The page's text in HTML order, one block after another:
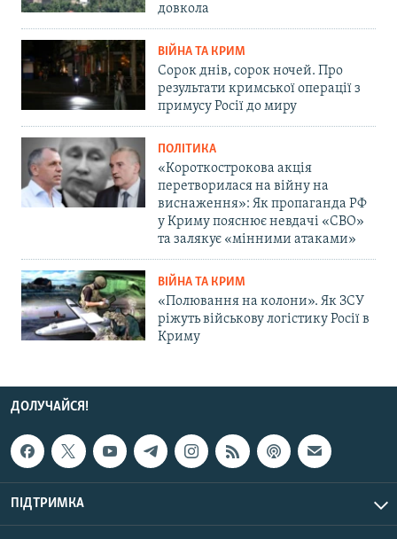
довкола
ВІЙНА ТА КРИМ
Сорок днів, сорок ночей. Про
результати кримської операції з
примусу Росії до миру
ПОЛІТИКА
«Короткострокова акція
перетворилася на війну на
виснаження»: Як пропаганда РФ
у Криму пояснює невдачі «СВО»
та залякує «мінними атаками»
ВІЙНА ТА КРИМ
«Полювання на колони». Як ЗСУ
ріжуть військову логістику Росії в
Криму
ДОЛУЧАЙСЯ!
ПІДТРИМКА